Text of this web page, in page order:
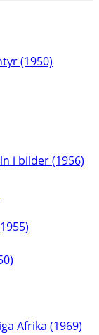
(1950)
i bilder (1956)
Afrika (1969)